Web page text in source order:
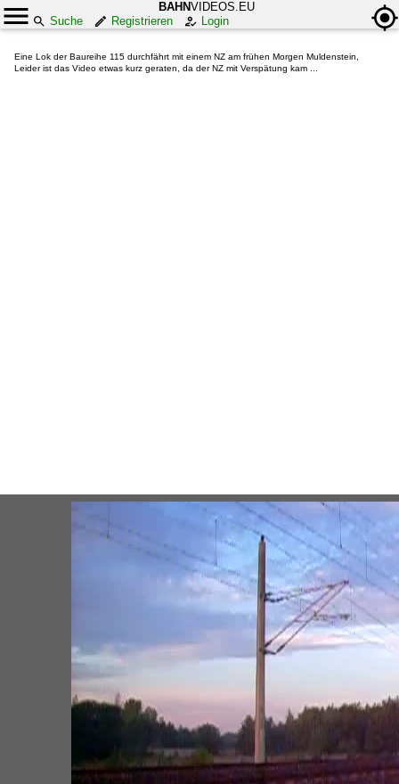
BAHNVIDEOS.EU
Suche
Registrieren Login
Eine Lok der Baureihe 115 durchfährt mit einem NZ am frühen Morgen Muldenstein,
Leider ist das Video etwas kurz geraten, da der NZ mit Verspätung kam ...